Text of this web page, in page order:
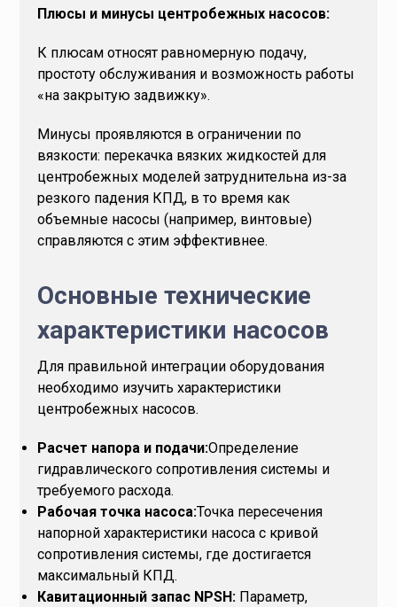
Плюсы и минусы центробежных насосов:
К плюсам относят равномерную подачу,
простоту обслуживания и возможность работы
«на закрытую задвижку».
Минусы проявляются в ограничении по
вязкости: перекачка вязких жидкостей для
центробежных моделей затруднительна из-за
резкого падения КПД, в то время как
объемные насосы (например, винтовые)
справляются с этим эффективнее.
Основные технические
характеристики насосов
Для правильной интеграции оборудования
необходимо изучить характеристики
центробежных насосов.
Расчет напора и подачи:Определение
гидравлического сопротивления системы и
требуемого расхода.
Рабочая точка насоса:Точка пересечения
напорной характеристики насоса с кривой
сопротивления системы, где достигается
максимальный КПД.
Кавитационный запас NPSH: Параметр,